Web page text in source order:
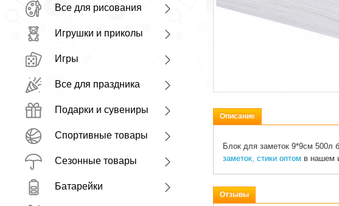
Все для рисования
Игрушки и приколы
Игры
Все для праздника
Подарки и сувениры
Спортивные товары
Сезонные товары
Батарейки
Описание
Блок для заметок 9*9см 500л
заметок, стики оптом в нашем
Отзывы